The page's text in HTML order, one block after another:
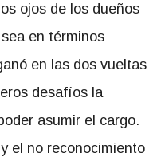
ojos de los dueños
en términos
en las dos vueltas
desafíos la
asumir el cargo.
el no reconocimiento